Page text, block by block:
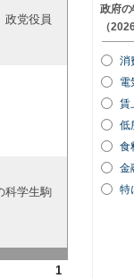
政党役員
科学生駒
1